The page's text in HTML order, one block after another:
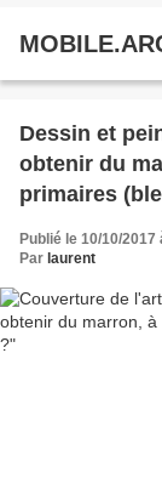
Dessin et
obtenir du
primaires
Publié le 10/10/2017
Par laurent